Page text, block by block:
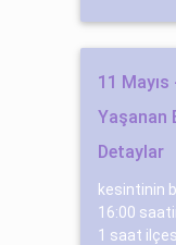
11
Yaşanan
Detaylar
kesintinin
16:00
1 saat